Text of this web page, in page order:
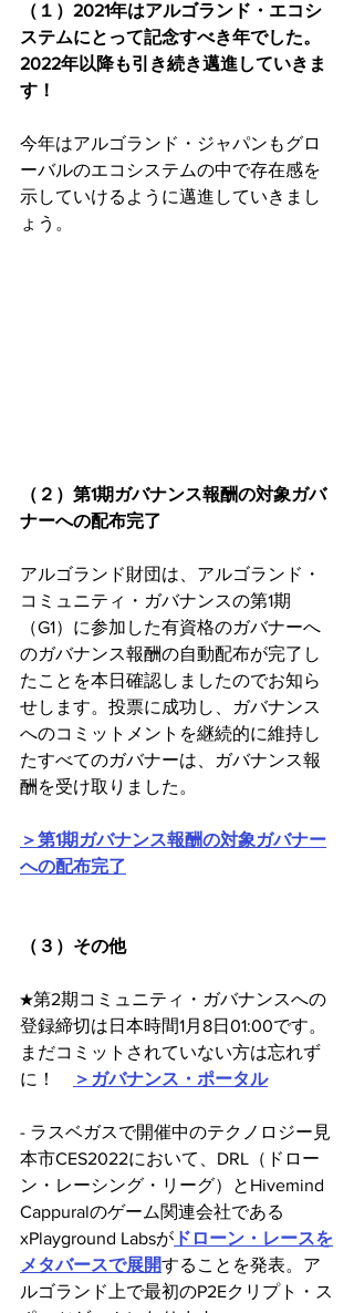
（１）2021年はアルゴランド・エコシ
ステムにとって記念すべき年でした。
2022年以降も引き続き邁進していきま
す！
今年はアルゴランド・ジャパンもグロ
ーバルのエコシステムの中で存在感を
示していけるように邁進していきまし
ょう。
（２）第1期ガバナンス報酬の対象ガバ
ナーへの配布完了
アルゴランド財団は、アルゴランド・
コミュニティ・ガバナンスの第1期
（G1）に参加した有資格のガバナーへ
のガバナンス報酬の自動配布が完了し
たことを本日確認しましたのでお知ら
せします。投票に成功し、ガバナンス
へのコミットメントを継続的に維持し
たすべてのガバナーは、ガバナンス報
酬を受け取りました。
＞第1期ガバナンス報酬の対象ガバナー
への配布完了
（３）その他
★第2期コミュニティ・ガバナンスへの
登録締切は日本時間1月8日01:00です。
まだコミットされていない方は忘れず
に！
＞ガバナンス・ポータル
- ラスベガスで開催中のテクノロジー見
本市CES2022において、DRL（ドロー
ン・レーシング・リーグ）とHivemind
Cappuralのゲーム関連会社である
xPlayground Labsが ドローン・レースを
メタバースで展開することを発表。ア
ルゴランド上で最初のP2Eクリプト・ス